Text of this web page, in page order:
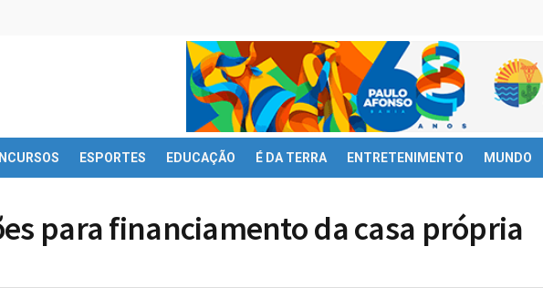
ESPORTES EDUCAÇÃO É DA TERRA ENTRETENIMENTO MUNDO
para financiamento da casa própria